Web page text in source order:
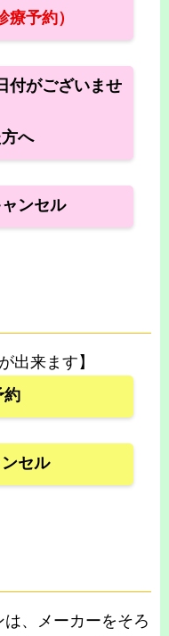
療予約）
付がございませ
へ
ンセル
出来ます】
約
セル
は、メーカーをそろ